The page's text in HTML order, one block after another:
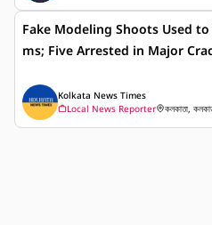
Fake Modeling Shoots Used
ms; Five Arrested in Major
Kolkata News Times
Local News Reporter
কলকাতা,